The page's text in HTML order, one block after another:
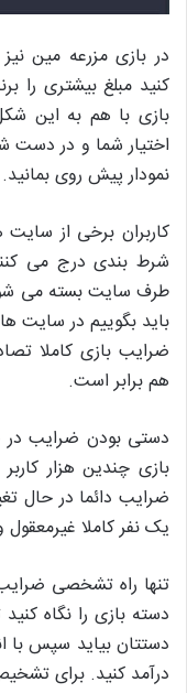
در بازی مزرعه مین نیز
کنید مبلغ بیشتری را
بازی با هم به این
اختیار شما و در دست
نمودار پیش روی بمانید.
کاربران برخی از سایت
شرط بندی درج می
طرف سایت بسته می
باید بگوییم در
ضرایب بازی کاملا
هم برابر است.
دستی بودن ضرایب در
بازی چندین هزار
ضرایب دائما در حال
یک نفر کاملا
تنها راه تشخصی
دسته بازی را نگاه
دستتان بیاید سپس با
درآمد کنید. برای